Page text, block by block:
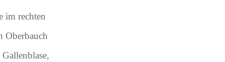
im rechten
Oberbauch